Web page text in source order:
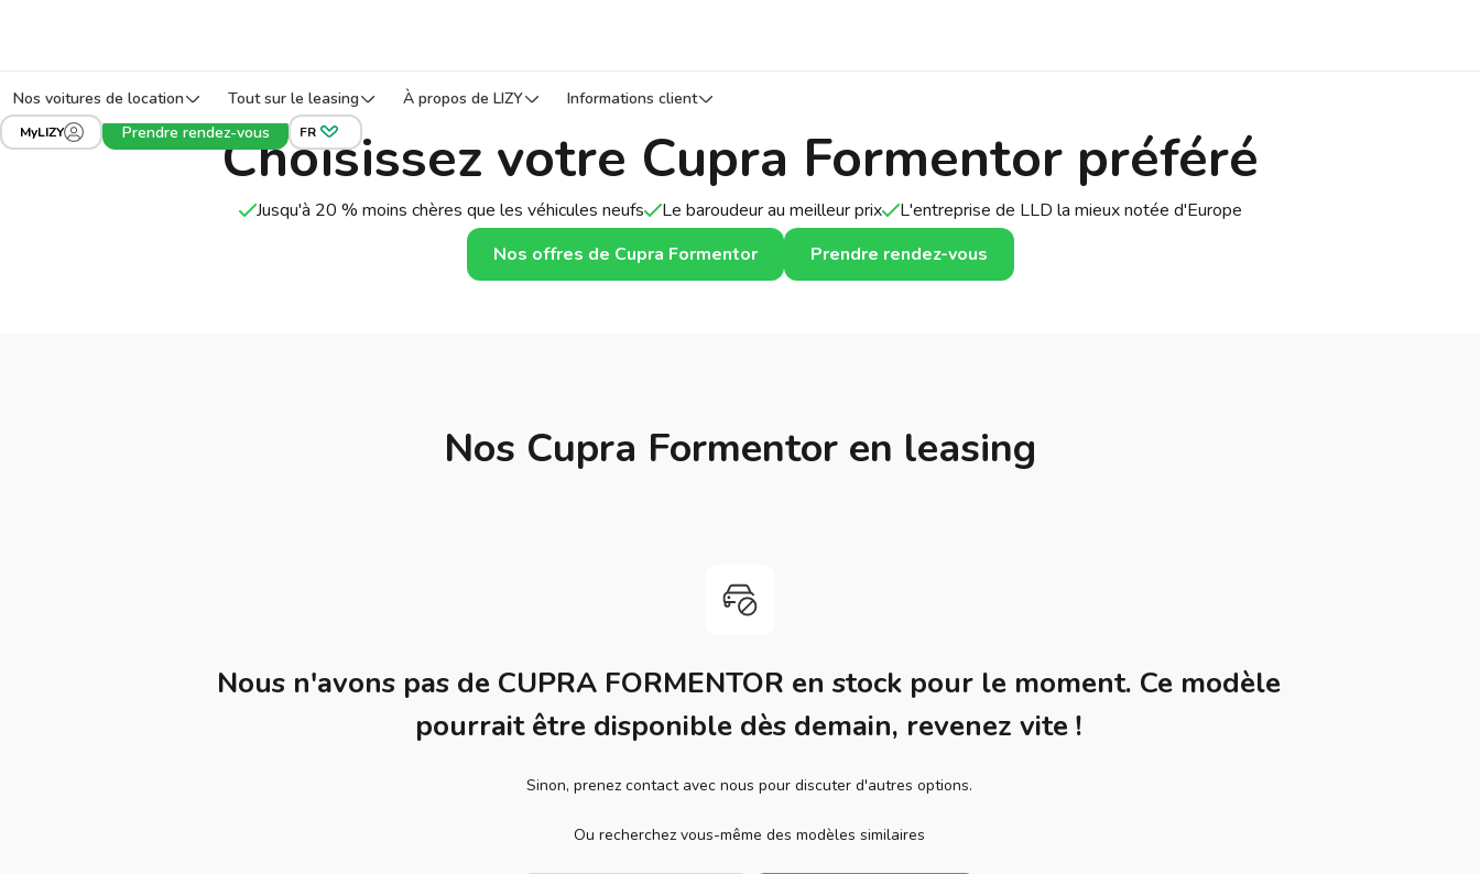
Nos voitures de location Tout sur le leasing À propos de LIZY Informations client
MyLIZY Prendre rendez-vous FR
Choisissez votre Cupra Formentor préféré
Jusqu'à 20 % moins chères que les véhicules neufs Le baroudeur au meilleur prix
L'entreprise de LLD la mieux notée d'Europe
Nos offres de Cupra Formentor
Prendre rendez-vous
Nos Cupra Formentor en leasing
Nous n'avons pas de CUPRA FORMENTOR en stock pour le moment. Ce modèle
pourrait être disponible dès demain, revenez vite !
Sinon, prenez contact avec nous pour discuter d'autres options.
Ou recherchez vous-même des modèles similaires